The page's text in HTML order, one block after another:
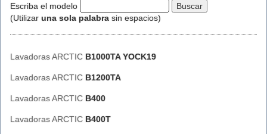
Escriba el modelo
(Utilizar una sola palabra sin espacios)
Lavadoras ARCTIC B1000TA YOCK19
Lavadoras ARCTIC B1200TA
Lavadoras ARCTIC B400
Lavadoras ARCTIC B400T